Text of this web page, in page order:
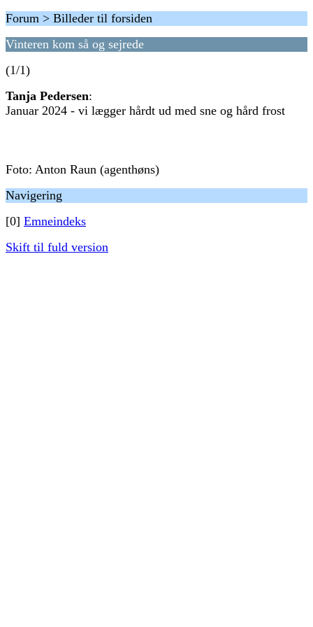
Forum > Billeder til forsiden
Vinteren kom så og sejrede
(1/1)
Tanja Pedersen:
Januar 2024 - vi lægger hårdt ud med sne og hård frost
Foto: Anton Raun (agenthøns)
Navigering
[0] Emneindeks
Skift til fuld version